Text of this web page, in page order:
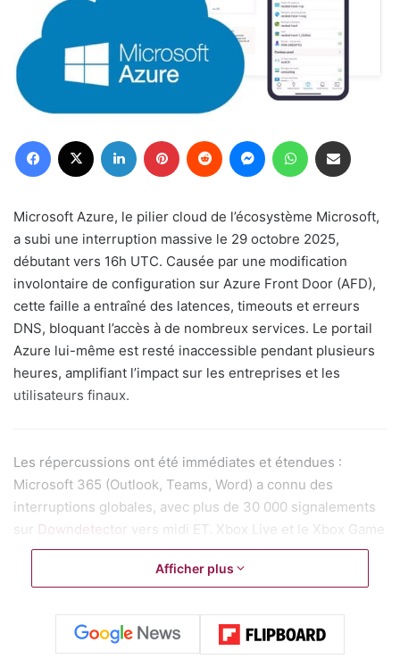
Facebook Linkedin Pinterest Reddit MessengerWhatsApp
Microsoft Azure, le pilier cloud de l’écosystème Microsoft,
a subi une interruption massive le 29 octobre 2025,
débutant vers 16h UTC. Causée par une modification
involontaire de configuration sur Azure Front Door (AFD),
cette faille a entraîné des latences, timeouts et erreurs
DNS, bloquant l’accès à de nombreux services. Le portail
Azure lui-même est resté inaccessible pendant plusieurs
heures, amplifiant l’impact sur les entreprises et les
utilisateurs finaux.
Les répercussions ont été immédiates et étendues :
Microsoft 365 (Outlook, Teams, Word) a connu des
interruptions globales, avec plus de 30 000 signalements
sur Downdetector vers midi ET. Xbox Live et le Xbox Game
Pass ont planté, empêchant les connexions multijoueurs et
les téléchargements ; Minecraft a suivi le même sort,
des tiers comme Alaska et Hawaiian Airlines ont vu leurs
sites web et systèmes de check-in paralysés, avec des
Afficher plus